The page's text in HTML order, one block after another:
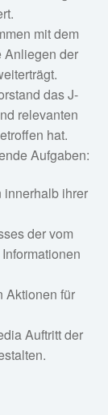
mit dem
Anliegen der
das J-
relevanten
hat.
Aufgaben:
innerhalb ihrer
der vom
Aktionen für
Auftritt der